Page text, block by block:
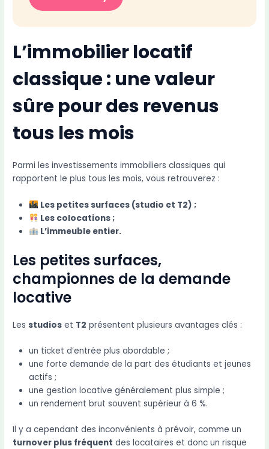
L’immobilier locatif
classique : une valeur
sûre pour des revenus
tous les mois
Parmi les investissements immobiliers classiques qui
rapportent le plus tous les mois, vous retrouverez :
Les petites surfaces (studio et T2) ;
Les colocations ;
L’immeuble entier.
Les petites surfaces,
championnes de la demande
locative
Lesstudios et T2 présentent plusieurs avantages clés :
un ticket d’entrée plus abordable ;
une forte demande de la part des étudiants et jeunes
actifs ;
une gestion locative généralement plus simple ;
un rendement brut souvent supérieur à 6 %.
Il y a cependant des inconvénients à prévoir, comme un
turnover plus fréquent des locataires et donc un risque